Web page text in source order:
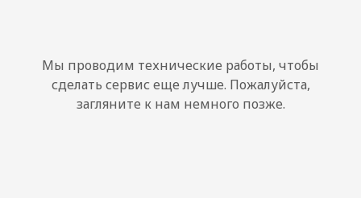
Мы проводим технические работы, чтобы
сделать сервис еще лучше. Пожалуйста,
загляните к нам немного позже.